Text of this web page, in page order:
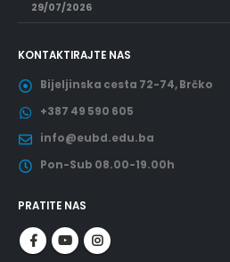
29/07/2026
KONTAKTIRAJTE NAS
Bijeljinska cesta 72-74, Brčko
+387 49 590 605
info@eubd.edu.ba
Pon-Sub 08.00-19.00h
PRATITE NAS